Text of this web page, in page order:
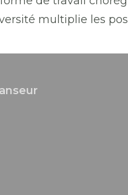
multiplie les